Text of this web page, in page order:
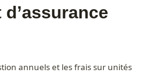
annuels et les frais sur unités